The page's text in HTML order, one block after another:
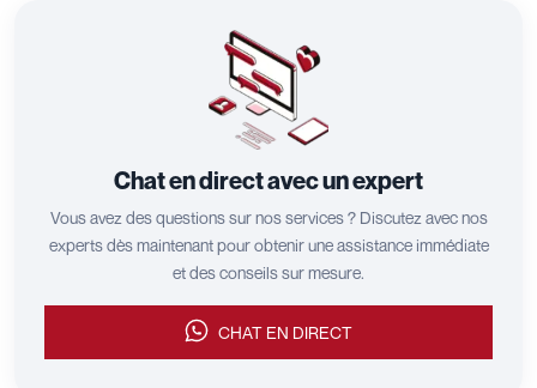
Chat en direct avec un expert
Vous avez des questions sur nos services ? Discutez avec nos
experts dès maintenant pour obtenir une assistance immédiate
et des conseils sur mesure.
CHAT EN DIRECT